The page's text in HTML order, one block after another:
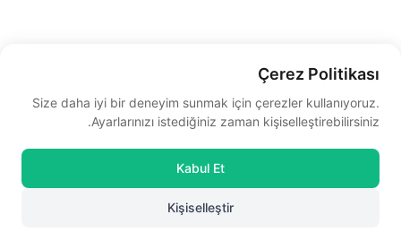
Çerez Politikası
Size daha iyi bir deneyim sunmak için çerezler kullanıyoruz.
Ayarlarınızı istediğiniz zaman kişiselleştirebilirsiniz.
Kabul Et
Kişiselleştir